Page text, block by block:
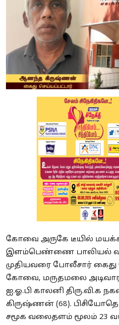
Politics
கோவை அருகே டீயில்
இளம்பெண்ணை பாலியல்
முதியவரை போலீசார்
கோவை, மருதமலை
ஐ.ஓ.பி காலனி திரு.வி.க
கிருஷ்ணன் (68).
சமூக வலைதளம் மூலம்